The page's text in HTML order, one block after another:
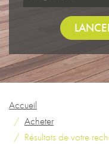
Accueil
Acheter
Résultats de votre